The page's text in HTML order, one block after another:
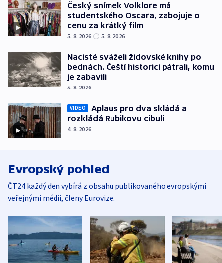
Český snímek Volklore má
studentského Oscara, zabojuje o
cenu za krátký film
5. 8. 2026 5. 8. 2026
Nacisté sváželi židovské knihy po
bednách. Čeští historici pátrali, komu
je zabavili
5. 8. 2026
VIDEO
Aplaus pro dva skládá a
rozkládá Rubikovu cibuli
4. 8. 2026
Evropský pohled
ČT24 každý den vybírá z obsahu publikovaného evropskými
veřejnými médii, členy Eurovize.